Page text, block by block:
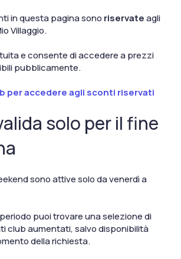
in questa pagina sono riservateagli
Villaggio.
e consente di accedere a prezzi
pubblicamente.
per accedere agli sconti riservati
solo per il fine
sono attive solo da venerdì a
puoi trovare una selezione di
club aumentati, salvo disponibilità
della richiesta.